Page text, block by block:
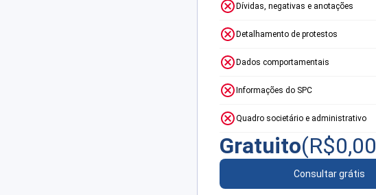
Dívidas, negativas e anotações
Detalhamento de protestos
Dados comportamentais
Informações do SPC
Quadro societário e administrativo
Gratuito(R$0,00
Consultar grátis